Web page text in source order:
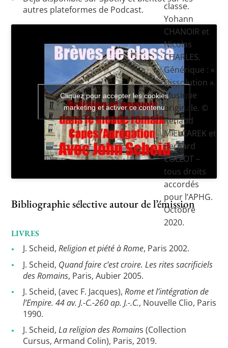
autres plateformes de Podcast.
classe.
Yohann
CHANOIR et
Nicolas
CHARLES.
Générique : «
Dissolution ».
Musique
originale. ©
Renaud
MIELCAREK et
Bernard
COLLOT –
tous droits
accordés
pour l’APHG.
Octobre
2020.
Cliquez pour accepter les cookies
marketing et activer ce contenu
Bibliographie sélective autour de l’émission
LIVRES
J. Scheid,Religion et piété à Rome, Paris 2002.
J. Scheid, Quand faire c’est croire. Les rites sacrificiels
des Romains, Paris, Aubier 2005.
J. Scheid, (avec F. Jacques),Rome et l’intégration de
l’Empire. 44 av. J.-C.-260 ap. J.-.C., Nouvelle Clio, Paris
1990.
J. Scheid,La religion des Romains (Collection
Cursus, Armand Colin), Paris, 2019.